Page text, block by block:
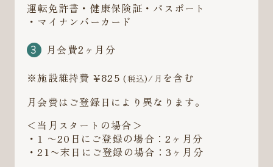
運転免許書・健康保険証・パスポート
・マイナンバーカード
月会費2ヶ月分
※施設維持費 ¥825 (税込)/月 を含む
月会費はご登録日により異なります。
＜当月スタートの場合＞
・1 〜20日にご登録の場合：2ヶ月分
・21〜末日にご登録の場合：3ヶ月分